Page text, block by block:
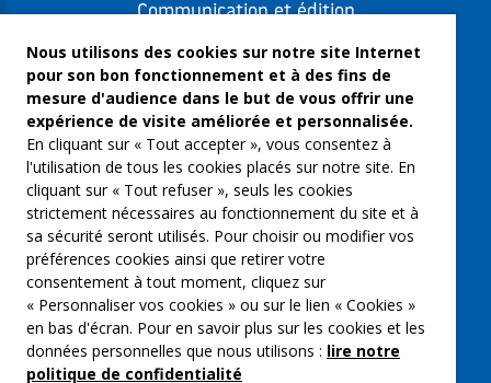
Communication et édition
Freelances et artistes-auteurs
Musique et spectacles
Qui sommes-nous ?
Groupe Emargence
C’moi le chef
Actualités
Contactez nous
Mentions légales
Gestion des cookies
Nous utilisons des cookies sur notre site Internet
pour son bon fonctionnement et à des fins de
mesure d'audience dans le but de vous offrir une
expérience de visite améliorée et personnalisée.
En cliquant sur « Tout accepter », vous consentez à
l'utilisation de tous les cookies placés sur notre site. En
cliquant sur « Tout refuser », seuls les cookies
strictement nécessaires au fonctionnement du site et à
sa sécurité seront utilisés. Pour choisir ou modifier vos
préférences cookies ainsi que retirer votre
consentement à tout moment, cliquez sur
« Personnaliser vos cookies » ou sur le lien « Cookies »
en bas d'écran. Pour en savoir plus sur les cookies et les
données personnelles que nous utilisons : lire notre
politique de confidentialité